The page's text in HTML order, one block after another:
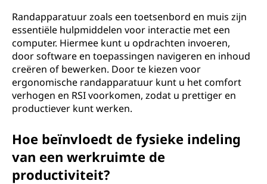
Randapparatuur zoals een toetsenbord en muis zijn
essentiële hulpmiddelen voor interactie met een
computer. Hiermee kunt u opdrachten invoeren,
door software en toepassingen navigeren en inhoud
creëren of bewerken. Door te kiezen voor
ergonomische randapparatuur kunt u het comfort
verhogen en RSI voorkomen, zodat u prettiger en
productiever kunt werken.
Hoe beïnvloedt de fysieke indeling
van een werkruimte de
productiviteit?